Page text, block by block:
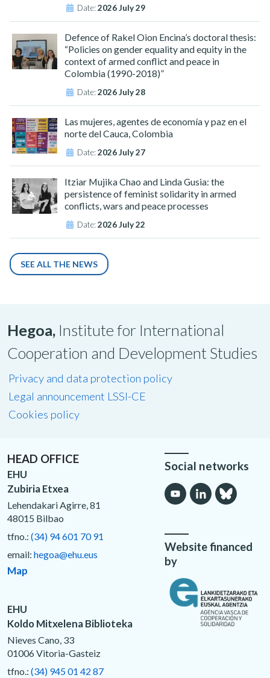
Date:2026 July 29
Defence of Rakel Oion Encina’s doctoral thesis:
“Policies on gender equality and equity in the
context of armed conflict and peace in
Colombia (1990-2018)”
Date:2026 July 28
Las mujeres, agentes de economía y paz en el
norte del Cauca, Colombia
Date:2026 July 27
Itziar Mujika Chao and Linda Gusia: the
persistence of feminist solidarity in armed
conflicts, wars and peace processes
Date:2026 July 22
SEE ALL THE NEWS
Hegoa, Institute for International
Cooperation and Development Studies
Privacy and data protection policy
Legal announcement LSSI-CE
Cookies policy
HEAD OFFICE
EHU
Zubiria Etxea
Lehendakari Agirre, 81
48015 Bilbao
tfno.: (34) 94 601 70 91
email: hegoa@ehu.eus
Map
EHU
Koldo Mitxelena Biblioteka
Nieves Cano, 33
01006 Vitoria-Gasteiz
tfno.: (34) 945 01 42 87
Social networks
Website financed
by